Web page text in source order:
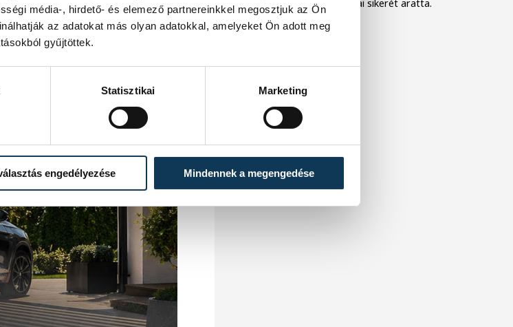
média-, hirdető- és elemező partnereinkkel megosztjuk az Ön
az adatokat más olyan adatokkal, amelyeket Ön adott meg
gyűjtöttek.
Statisztikai Marketing
engedélyezése Mindennek a megengedése
egyik legnagyobb atlétikai sikerét aratta.